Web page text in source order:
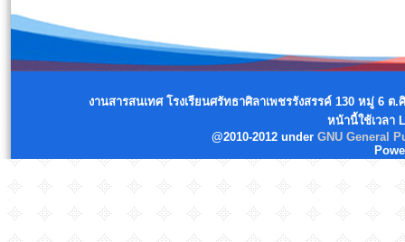
งานสารสนเทศ โรงเรียนศรัทธาศิลาเพชรรังสรรค์ 130 หมู่ 6
หน้านี้ใช้เวลา
@2010-2012 under GNU General